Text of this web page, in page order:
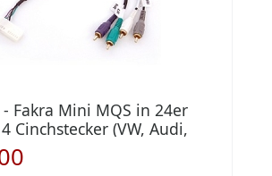
Fakra Mini MQS in 24er
Cinchstecker (VW, Audi,